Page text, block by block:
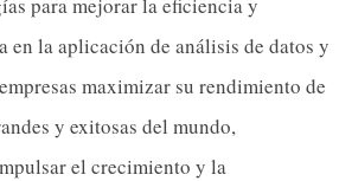
en la aplicación de análisis de datos y
maximizar su rendimiento de
y exitosas del mundo,
el crecimiento y la